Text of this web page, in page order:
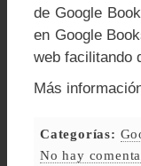
de Google
en Google
web facilitando
Más
Categorías:
No hay